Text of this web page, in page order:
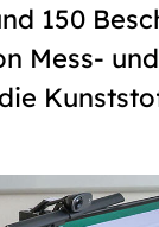
150
Mess-